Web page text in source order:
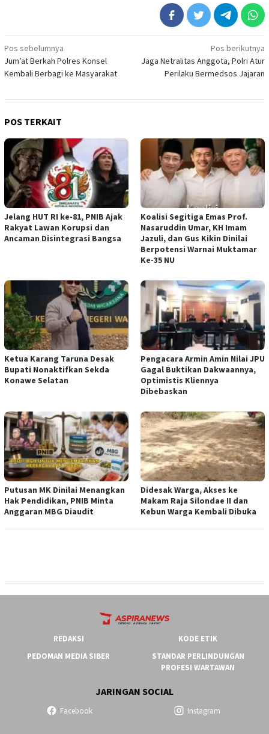
Navigasi
pos
Pos sebelumnya
Jum’at Berkah Polres Konsel
Kembali Berbagi ke Masyarakat
Pos berikutnya
Jaga Netralitas Anggota, Polri Atur
Perilaku Bermedsos Jajaran
POS TERKAIT
Jelang HUT RI ke-81, PNIB Ajak
Rakyat Lawan Korupsi dan
Ancaman Disintegrasi Bangsa
Koalisi Segitiga Emas Prof.
Nasaruddin Umar, KH Imam
Jazuli, dan Gus Kikin Dinilai
Berpotensi Warnai Muktamar
Ke-35 NU
Ketua ‎Karang Taruna Desak
Bupati Nonaktifkan Sekda
Konawe Selatan
‎Pengacara Armin Amin Nilai JPU
Gagal Buktikan Dakwaannya,
Optimistis Kliennya
Dibebaskan
Putusan MK Dinilai Menangkan
Hak Pendidikan, PNIB Minta
Anggaran MBG Diaudit
Didesak Warga, Akses ke
Makam Raja Silondae II dan
Kebun Warga Kembali Dibuka
REDAKSI
KODE ETIK
PEDOMAN MEDIA SIBER
STANDAR PERLINDUNGAN
PROFESI WARTAWAN
JARINGAN SOCIAL
Facebook Instagram